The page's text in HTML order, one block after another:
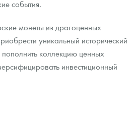
события.
монеты из драгоценных
уникальный исторический
коллекцию ценных
инвестиционный